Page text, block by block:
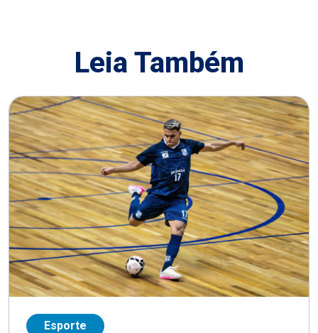
Leia Também
Esporte